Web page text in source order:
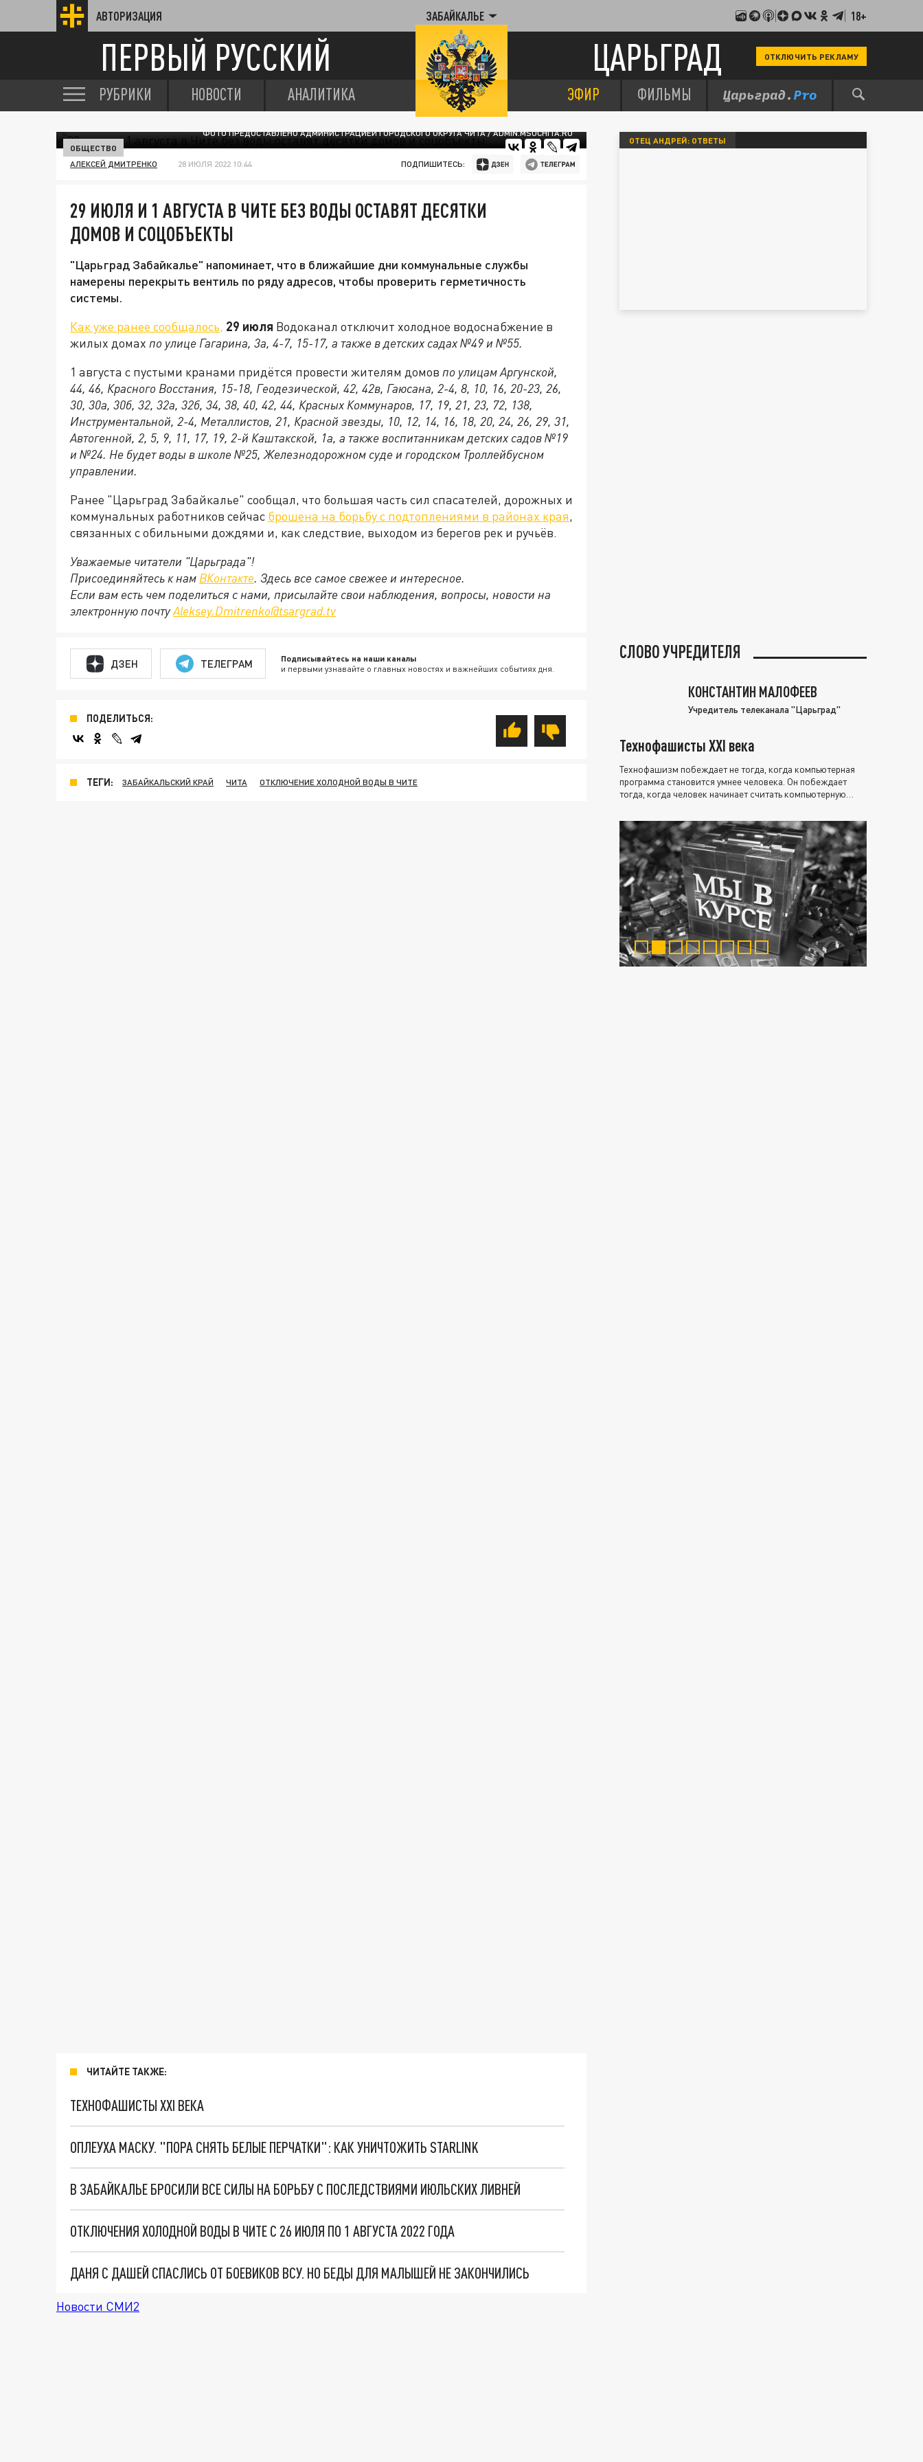
АВТОРИЗАЦИЯ ЗАБАЙКАЛЬЕ 18+
ПЕРВЫЙ РУССКИЙ ЦАРЬГРАД ОТКЛЮЧИТЬ РЕКЛАМУ
РУБРИКИ НОВОСТИ АНАЛИТИКА ЭФИР ФИЛЬМЫ
ФОТО ПРЕДОСТАВЛЕНО АДМИНИСТРАЦИЕЙ ГОРОДСКОГО ОКРУГА ЧИТА / ADMIN.MSUCHITA.RU
ОБЩЕСТВО
АЛЕКСЕЙ ДМИТРЕНКО 28 ИЮЛЯ 2022 10:44 ПОДПИШИТЕСЬ:
29 ИЮЛЯ И 1 АВГУСТА В ЧИТЕ БЕЗ ВОДЫ ОСТАВЯТ ДЕСЯТКИ
ДОМОВ И СОЦОБЪЕКТЫ
"Царьград Забайкалье" напоминает, что в ближайшие дни коммунальные службы
намерены перекрыть вентиль по ряду адресов, чтобы проверить герметичность
системы.
Как уже ранее сообщалось, 29 июля Водоканал отключит холодное водоснабжение в
жилых домах по улице Гагарина, 3а, 4-7, 15-17, а также в детских садах №49 и №55.
1 августа с пустыми кранами придётся провести жителям домов по улицам Аргунской,
44, 46, Красного Восстания, 15-18, Геодезической, 42, 42в, Гаюсана, 2-4, 8, 10, 16, 20-23, 26,
30, 30а, 30б, 32, 32а, 32б, 34, 38, 40, 42, 44, Красных Коммунаров, 17, 19, 21, 23, 72, 138,
Инструментальной, 2-4, Металлистов, 21, Красной звезды, 10, 12, 14, 16, 18, 20, 24, 26, 29, 31,
Автогенной, 2, 5, 9, 11, 17, 19, 2-й Каштакской, 1а, а также воспитанникам детских садов №19
и №24. Не будет воды в школе №25, Железнодорожном суде и городском Троллейбусном
управлении.
Ранее "Царьград Забайкалье" сообщал, что большая часть сил спасателей, дорожных и
коммунальных работников сейчас брошена на борьбу с подтоплениями в районах края,
связанных с обильными дождями и, как следствие, выходом из берегов рек и ручьёв.
Уважаемые читатели "Царьграда"!
Присоединяйтесь к нам ВКонтакте. Здесь все самое свежее и интересное.
Если вам есть чем поделиться с нами, присылайте свои наблюдения, вопросы, новости на
электронную почтуAleksey.Dmitrenko@tsargrad.tv
ДЗЕН ТЕЛЕГРАМ Подписывайтесь на наши каналы
и первыми узнавайте о главных новостях и важнейших событиях дня.
ПОДЕЛИТЬСЯ:
ТЕГИ: ЗАБАЙКАЛЬСКИЙ КРАЙ ЧИТА ОТКЛЮЧЕНИЕ ХОЛОДНОЙ ВОДЫ В ЧИТЕ
ЧИТАЙТЕ ТАКЖЕ:
ТЕХНОФАШИСТЫ XXI ВЕКА
ОПЛЕУХА МАСКУ. "ПОРА СНЯТЬ БЕЛЫЕ ПЕРЧАТКИ": КАК УНИЧТОЖИТЬ STARLINK
В ЗАБАЙКАЛЬЕ БРОСИЛИ ВСЕ СИЛЫ НА БОРЬБУ С ПОСЛЕДСТВИЯМИ ИЮЛЬСКИХ ЛИВНЕЙ
ОТКЛЮЧЕНИЯ ХОЛОДНОЙ ВОДЫ В ЧИТЕ С 26 ИЮЛЯ ПО 1 АВГУСТА 2022 ГОДА
ДАНЯ С ДАШЕЙ СПАСЛИСЬ ОТ БОЕВИКОВ ВСУ. НО БЕДЫ ДЛЯ МАЛЫШЕЙ НЕ ЗАКОНЧИЛИСЬ
Новости СМИ2
ОТЕЦ АНДРЕЙ: ОТВЕТЫ
СЛОВО УЧРЕДИТЕЛЯ
КОНСТАНТИН МАЛОФЕЕВ
Учредитель телеканала "Царьград"
Технофашисты XXI века
Технофашизм побеждает не тогда, когда компьютерная
программа становится умнее человека. Он побеждает
тогда, когда человек начинает считать компьютерную